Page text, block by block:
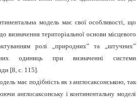
модель має свої особливості, що
визначення територіальної основи місцевого
ролі „природних” та „штучних”
одиниць при визначенні системи
[8, с. 115].
має подібність як з англосаксонською, так
англосаксонську і континентальну моделі